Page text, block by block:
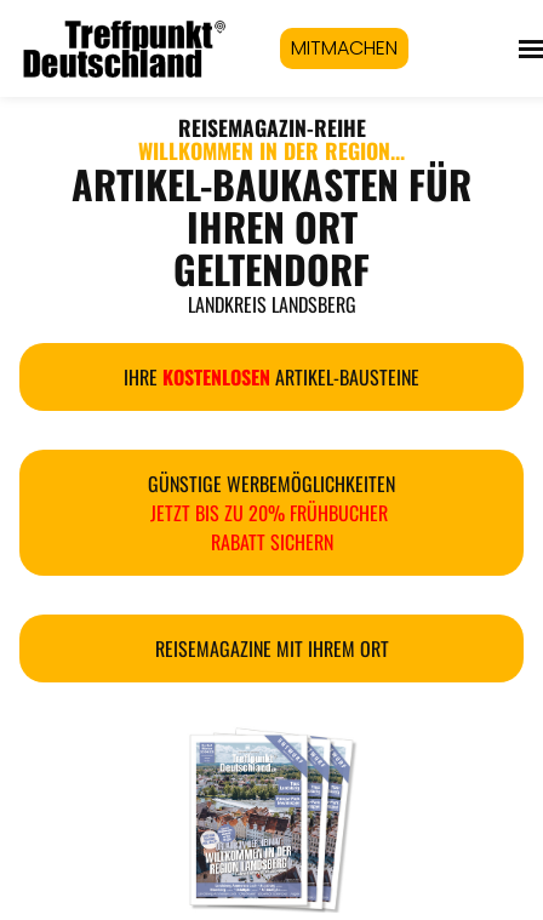
MITMACHEN
REISEMAGAZIN-REIHE
WILLKOMMEN IN DER REGION...
ARTIKEL-BAUKASTEN FÜR
IHREN ORT
GELTENDORF
LANDKREIS LANDSBERG
IHRE KOSTENLOSEN ARTIKEL-BAUSTEINE
GÜNSTIGE WERBEMÖGLICHKEITEN
JETZT BIS ZU 20% FRÜHBUCHER
RABATT SICHERN
REISEMAGAZINE MIT IHREM ORT